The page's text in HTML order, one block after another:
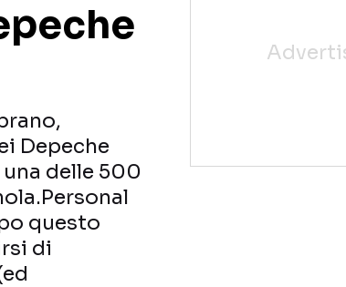
Depeche
delle 500
questo
di